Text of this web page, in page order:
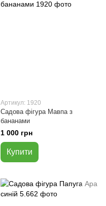
Артикул: 1920
Садова фігура Мавпа з
бананами
1 000 грн
Купити